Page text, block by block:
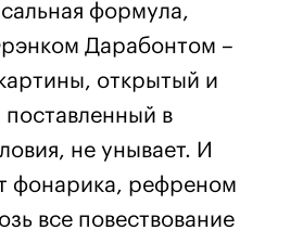
формула,
Дарабонтом –
открытый и
в
не унывает. И
фонарика, рефреном
все повествование